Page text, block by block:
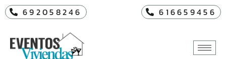
692058246 616659456